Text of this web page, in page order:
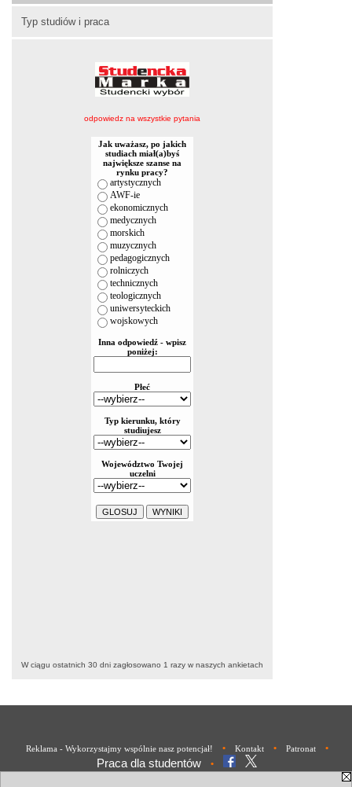
Typ studiów i praca
odpowiedz na wszystkie pytania
W ciągu ostatnich 30 dni zagłosowano 1 razy w naszych ankietach
Reklama - Wykorzystajmy wspólnie nasz potencjał! • Kontakt • Patronat •
Praca dla studentów •